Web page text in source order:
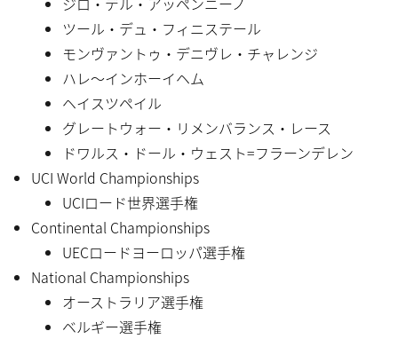
ツール・デュ・フィニステール
モンヴァントゥ・デニヴレ・チャレンジ
ハレ〜インホーイヘム
ヘイスツペイル
グレートウォー・リメンバランス・レース
ドワルス・ドール・ウェスト=フラーンデレン
UCI World Championships
UCIロード世界選手権
Continental Championships
UECロードヨーロッパ選手権
National Championships
オーストラリア選手権
ベルギー選手権